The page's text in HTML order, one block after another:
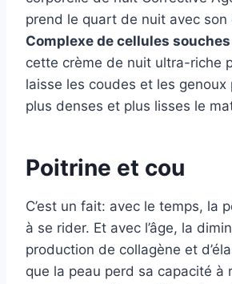
prend le quart de nuit avec son
Complexe de cellules
cette crème de nuit ultra-riche
laisse les coudes et les genoux
plus denses et plus lisses le
Poitrine et cou
C’est un fait: avec le temps, la
à se rider. Et avec l’âge, la
production de collagène et
que la peau perd sa capacité à